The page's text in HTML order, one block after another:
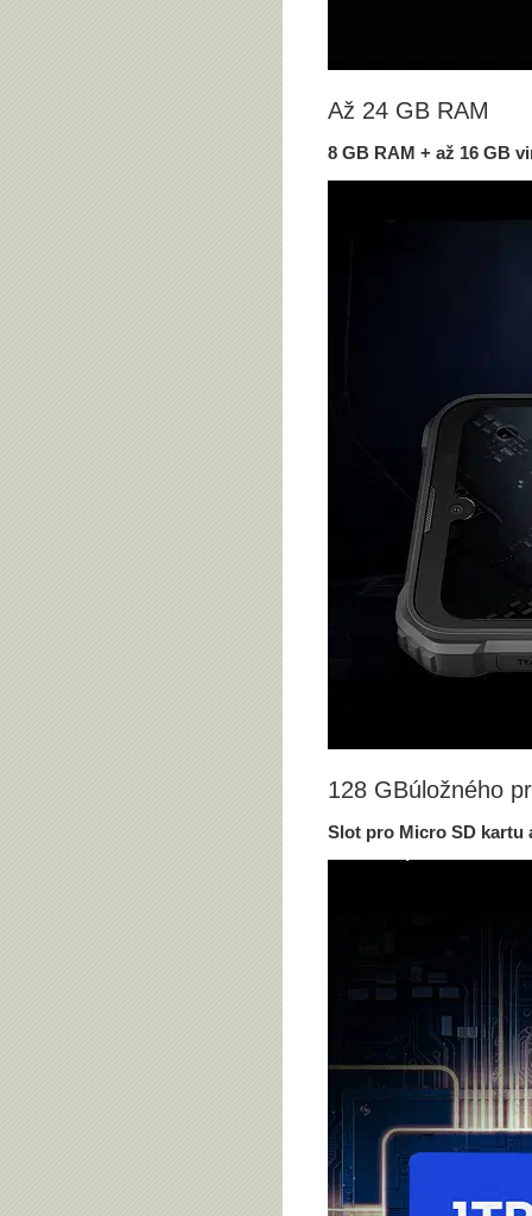
Až 24 GB RAM
8 GB RAM + až 16 GB
128 GBúložného
Slot pro Micro SD kartu